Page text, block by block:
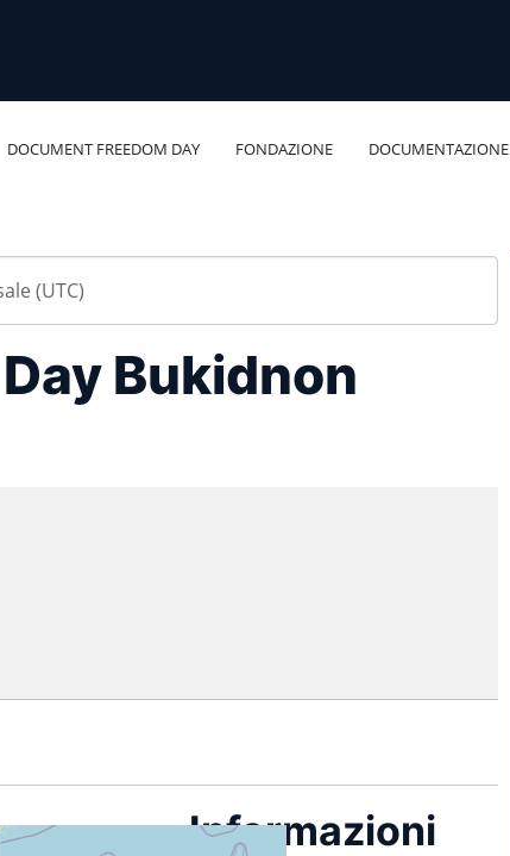
DOCUMENT FREEDOM DAY FONDAZIONE DOCUMENTAZIONE
Bukidnon
Informazioni